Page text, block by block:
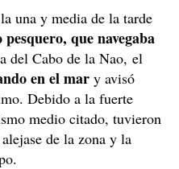
una y media de la tarde
pesquero, que navegaba
del Cabo de la Nao, el
en el mar y avisó
Debido a la fuerte
medio citado, tuvieron
de la zona y la